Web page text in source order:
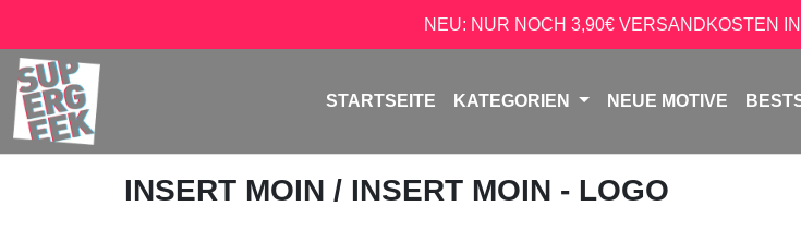
NEU: NUR NOCH 3,90€ VERSANDKOSTEN
STARTSEITE KATEGORIEN NEUE MOTIVE
INSERT MOIN / INSERT MOIN - LOGO